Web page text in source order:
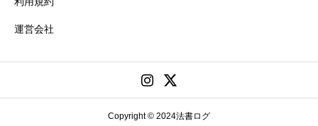
運営会社
Copyright © 2024法書ログ